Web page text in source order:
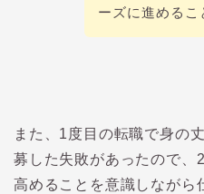
ーズに進めるこ
また、1度目の転職で身の
募した失敗があったので、
高めることを意識しながら